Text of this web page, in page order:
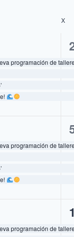
X
programación de
programación de
programación de
4